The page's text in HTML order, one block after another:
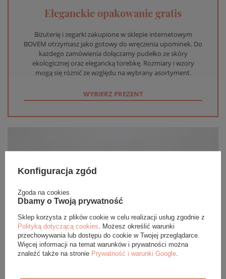
Eleganckie opakowanie gratis
Biżuterię i zegarki zakupione w sklepie internetowym
BOVEM otrzymasz jako gotowy do wręczenia upominek. Do
każdego zamówienia dołączamy pudełko ze skóry
ekologicznej oraz elegancką torebkę. Rozmiary i wzory
mogą się różnić ze względu na wybrany asortyment.
WYBIERZ PREZENT
Konfiguracja zgód
Zgoda na cookies
Dbamy o Twoją prywatność
Sklep korzysta z plików cookie w celu realizacji usług zgodnie z
Polityką dotyczącą cookies . Możesz określić warunki
przechowywania lub dostępu do cookie w Twojej przeglądarce.
Więcej informacji na temat warunków i prywatności można
znaleźć także na stronie Prywatność i warunki Google